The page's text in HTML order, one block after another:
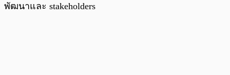
พัฒนาและ stakeholders